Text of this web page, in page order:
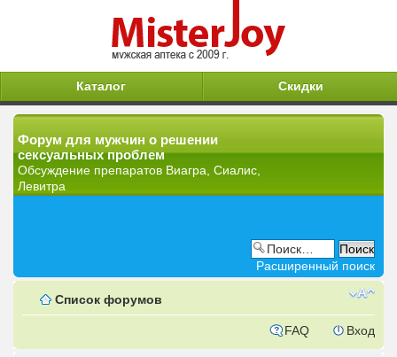
Каталог Скидки
Форум для мужчин о решении
сексуальных проблем
Обсуждение препаратов Виагра, Сиалис,
Левитра
Расширенный поиск
Список форумов
FAQ Вход